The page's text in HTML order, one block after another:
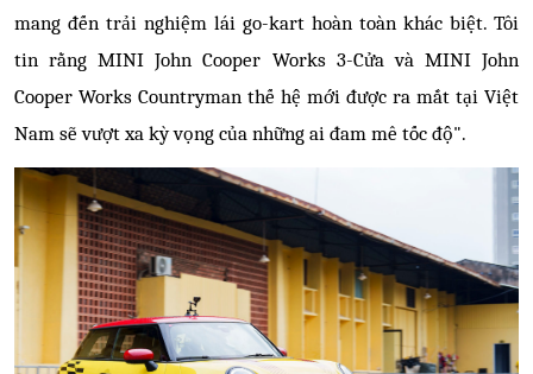
mang đến trải nghiệm lái go-kart hoàn toàn khác biệt. Tôi
tin rằng MINI John Cooper Works 3-Cửa và MINI John
Cooper Works Countryman thế hệ mới được ra mắt tại Việt
Nam sẽ vượt xa kỳ vọng của những ai đam mê tốc độ".